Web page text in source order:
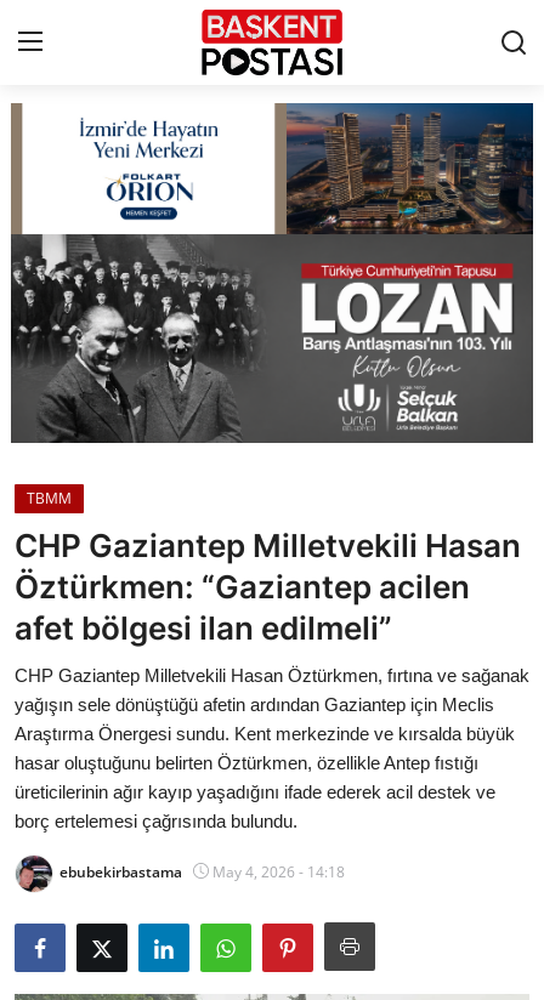
Çerez Politikası
Künye
Ankara
TBMM
Cumhurbaşkanlığı
Bakanlıklar
Siyasi Partiler
Mülki İdare
Toplum ve Yaşam
Sivil Toplum Kuruluşları
Kamu Kurumları ve Üst Kurullar
Resmi Reklamlar
TBMM
CHP Gaziantep Milletvekili Hasan
Öztürkmen: “Gaziantep acilen
afet bölgesi ilan edilmeli”
CHP Gaziantep Milletvekili Hasan Öztürkmen, fırtına ve sağanak
yağışın sele dönüştüğü afetin ardından Gaziantep için Meclis
Araştırma Önergesi sundu. Kent merkezinde ve kırsalda büyük
hasar oluştuğunu belirten Öztürkmen, özellikle Antep fıstığı
üreticilerinin ağır kayıp yaşadığını ifade ederek acil destek ve
borç ertelemesi çağrısında bulundu.
ebubekirbastama May 4, 2026 - 14:18